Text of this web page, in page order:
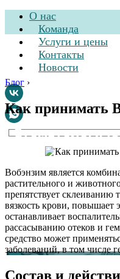
О нас
Команда
Услуги и цены
Контакты
Новости
клиника
Блог ›
Как принимать
Вобэнзим является
растительного и
препятствует склеиванию
вязкость крови, повышает
останавливает
рассасыванию отеков и
средство может
заболеваний, в том числе
Состав и